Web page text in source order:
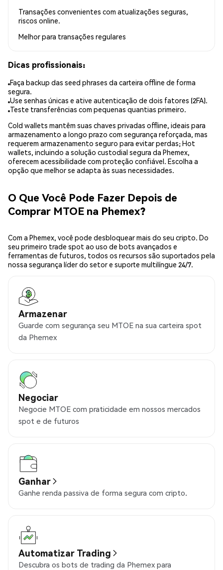
Transações convenientes com atualizações seguras,
riscos online.
Melhor para transações regulares
Dicas profissionais:
Faça backup das seed phrases da carteira offline de forma
segura.
Use senhas únicas e ative autenticação de dois fatores (2FA).
Teste transferências com pequenas quantias primeiro.
Cold wallets mantêm suas chaves privadas offline, ideais para
armazenamento a longo prazo com segurança reforçada, mas
requerem armazenamento seguro para evitar perdas; Hot
wallets, incluindo a solução custodial segura da Phemex,
oferecem acessibilidade com proteção confiável. Escolha a
opção que melhor se adapta às suas necessidades.
O Que Você Pode Fazer Depois de
Comprar MTOE na Phemex?
Com a Phemex, você pode desbloquear mais do seu cripto. Do
seu primeiro trade spot ao uso de bots avançados e
ferramentas de futuros, todos os recursos são suportados pela
nossa segurança líder do setor e suporte multilíngue 24/7.
Armazenar
Guarde com segurança seu MTOE na sua carteira spot
da Phemex
Negociar
Negocie MTOE com praticidade em nossos mercados
spot e de futuros
Ganhar
Ganhe renda passiva de forma segura com cripto.
Automatizar Trading
Descubra os bots de trading da Phemex para